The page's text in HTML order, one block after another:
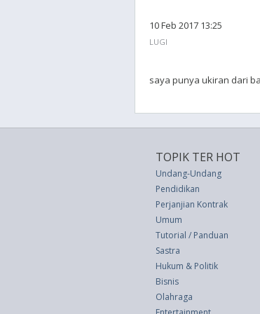
10 Feb 2017 13:25
LUGI
saya punya ukiran dari
TOPIK TER HOT
Undang-Undang
Pendidikan
Perjanjian Kontrak
Umum
Tutorial / Panduan
Sastra
Hukum & Politik
Bisnis
Olahraga